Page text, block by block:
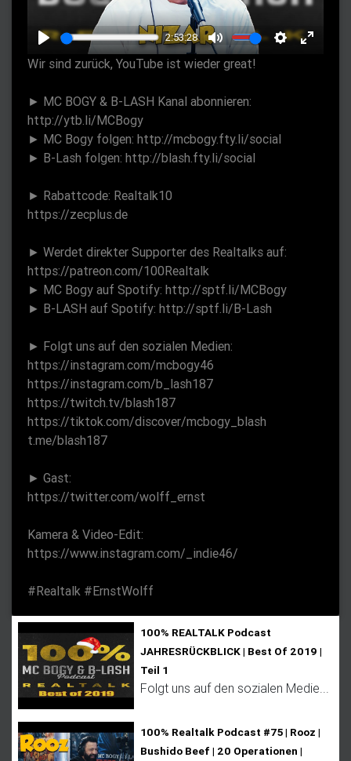
a
y
2:53:28
M
t
i
l
a
y
Wir sind zurück, YouTube ist wieder great!
► MC BOGY & B-LASH Kanal abonnieren:
http://ytb.li/MCBogy
► MC Bogy folgen: http://mcbogy.fty.li/social
► B-Lash folgen: http://blash.fty.li/social
► Rabattcode: Realtalk10
https://zecplus.de
► Werdet direkter Supporter des Realtalks auf:
https://patreon.com/100Realtalk
► MC Bogy auf Spotify: http://sptf.li/MCBogy
► B-LASH auf Spotify: http://sptf.li/B-Lash
► Folgt uns auf den sozialen Medien:
https://instagram.com/mcbogy46
https://instagram.com/b_lash187
https://twitch.tv/blash187
https://tiktok.com/discover/mcbogy_blash
t.me/blash187
► Gast:
https://twitter.com/wolff_ernst
Kamera & Video-Edit:
https://www.instagram.com/_indie46/
#Realtalk #ErnstWolff
100% REALTALK Podcast
JAHRESRÜCKBLICK | Best Of 2019 |
Teil 1
Folgt uns auf den sozialen Medie...
100% Realtalk Podcast #75 | Rooz |
Bushido Beef | 20 Operationen |